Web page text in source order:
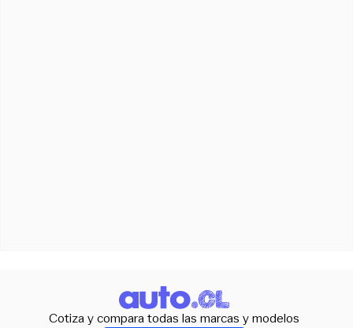
Cotiza y compara todas las marcas y modelos